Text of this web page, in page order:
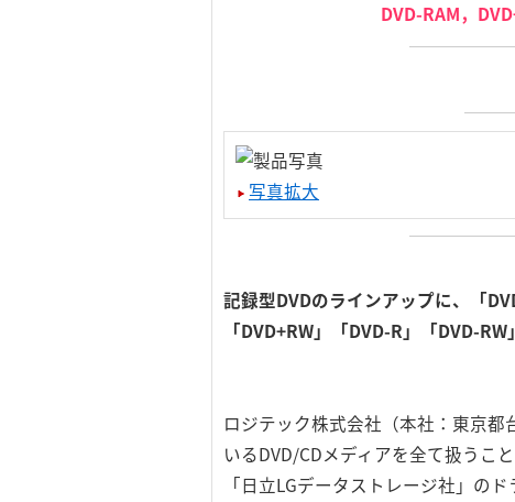
DVD-RAM，
写真拡大
記録型DVDのラインアップに、「
「DVD+RW」「DVD-R」「DVD-
ロジテック株式会社（本社：東京
いるDVD/CDメディアを全て扱うこ
「日立LGデータストレージ社」の